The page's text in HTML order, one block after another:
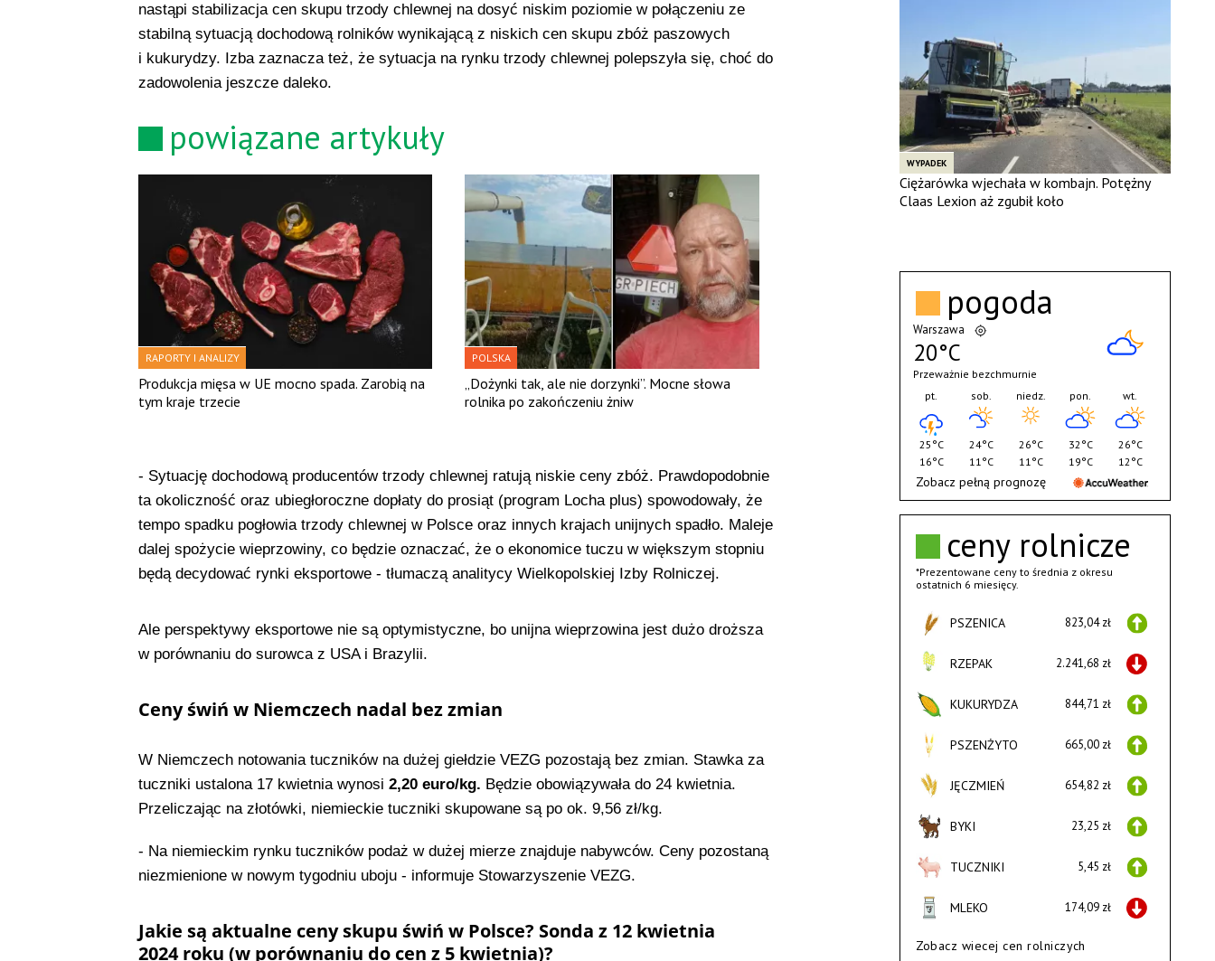
nastąpi stabilizacja cen skupu trzody chlewnej na dosyć niskim poziomie w połączeniu ze
stabilną sytuacją dochodową rolników wynikającą z niskich cen skupu zbóż paszowych
i kukurydzy. Izba zaznacza też, że sytuacja na rynku trzody chlewnej polepszyła się, choć do
zadowolenia jeszcze daleko.
powiązane artykuły
RAPORTY I ANALIZY
Produkcja mięsa w UE mocno spada. Zarobią na
tym kraje trzecie
POLSKA
„Dożynki tak, ale nie dorzynki”. Mocne słowa
rolnika po zakończeniu żniw
- Sytuację dochodową producentów trzody chlewnej ratują niskie ceny zbóż. Prawdopodobnie
ta okoliczność oraz ubiegłoroczne dopłaty do prosiąt (program Locha plus) spowodowały, że
tempo spadku pogłowia trzody chlewnej w Polsce oraz innych krajach unijnych spadło. Maleje
dalej spożycie wieprzowiny, co będzie oznaczać, że o ekonomice tuczu w większym stopniu
będą decydować rynki eksportowe - tłumaczą analitycy Wielkopolskiej Izby Rolniczej.
Ale perspektywy eksportowe nie są optymistyczne, bo unijna wieprzowina jest dużo droższa
w porównaniu do surowca z USA i Brazylii.
Ceny świń w Niemczech nadal bez zmian
W Niemczech notowania tuczników na dużej giełdzie VEZG pozostają bez zmian. Stawka za
tuczniki ustalona 17 kwietnia wynosi 2,20 euro/kg. Będzie obowiązywała do 24 kwietnia.
Przeliczając na złotówki, niemieckie tuczniki skupowane są po ok. 9,56 zł/kg.
- Na niemieckim rynku tuczników podaż w dużej mierze znajduje nabywców. Ceny pozostaną
niezmienione w nowym tygodniu uboju - informuje Stowarzyszenie VEZG.
Jakie są aktualne ceny skupu świń w Polsce? Sonda z 12 kwietnia
2024 roku (w porównaniu do cen z 5 kwietnia)?
WYPADEK
Ciężarówka wjechała w kombajn. Potężny
Claas Lexion aż zgubił koło
ceny rolnicze
*Prezentowane ceny to średnia z okresu
ostatnich 6 miesięcy.
PSZENICA 823,04 zł
RZEPAK 2.241,68 zł
KUKURYDZA 844,71 zł
PSZENŻYTO 665,00 zł
JĘCZMIEŃ 654,82 zł
BYKI 23,25 zł
TUCZNIKI 5,45 zł
MLEKO 174,09 zł
Zobacz wiecej cen rolniczych
pogoda
Warszawa
20°C
Przeważnie bezchmurnie
pt.
25°C
16°C
sob.
24°C
11°C
niedz.
26°C
11°C
pon.
32°C
19°C
wt.
26°C
12°C
Zobacz pełną prognozę